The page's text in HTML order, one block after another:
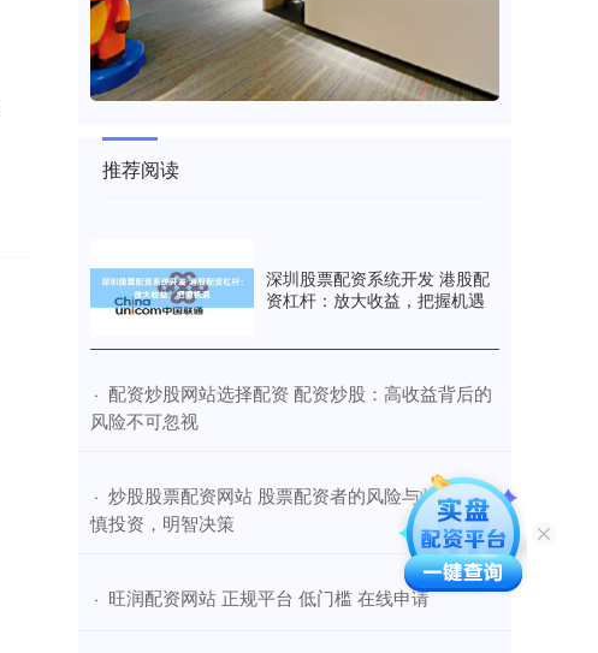
推荐阅读
深圳股票配资系统开发 港股配
资杠杆：放大收益，把握机遇
· ​配资炒股网站选择配资 配资炒股：高收益背后的
风险不可忽视
· ​炒股股票配资网站 股票配资者的风险与收益：谨
慎投资，明智决策
· ​旺润配资网站 正规平台 低门槛 在线申请